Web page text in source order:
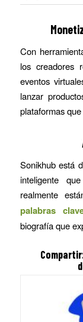
Con
los creadores
eventos
lanzar
plataformas
Sonikhub está
inteligente
realmente
palabras
biografía que